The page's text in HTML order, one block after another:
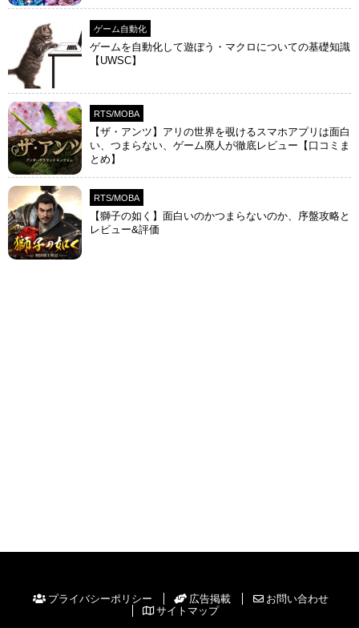
ゲーム自動化
ゲームを自動化して遊ぼう・マクロについての基礎知識
【UWSC】
RTS/MOBA
【ザ・アンツ】アリの世界を覗けるスマホアプリは面白
い、つまらない、ゲーム廃人が徹底レビュー【口コミま
とめ】
RTS/MOBA
【獅子の如く】面白いのかつまらないのか、序盤攻略と
レビュー&評価
プライバシーポリシー 広告掲載
お問い合わせ
サイトマップ